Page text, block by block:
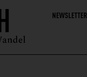
NEWSLETTER
SYMPOSIUM